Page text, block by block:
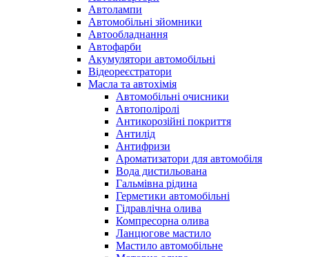
Автолампи
Автомобільні зйомники
Автообладнання
Автофарби
Акумулятори автомобільні
Відеореєстратори
Масла та автохімія
Автомобільні очисники
Автополіролі
Антикорозійні покриття
Антилід
Антифризи
Ароматизатори для автомобіля
Вода дистильована
Гальмівна рідина
Герметики автомобільні
Гідравлічна олива
Компресорна олива
Ланцюгове мастило
Мастило автомобільне